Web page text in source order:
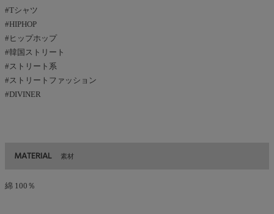
#Tシャツ
#HIPHOP
#ヒップホップ
#韓国ストリート
#ストリート系
#ストリートファッション
#DIVINER
MATERIAL 素材
綿 100％